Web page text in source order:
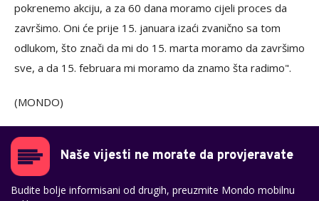
pokrenemo akciju, a za 60 dana moramo cijeli proces da
završimo. Oni će prije 15. januara izaći zvanično sa tom
odlukom, što znači da mi do 15. marta moramo da završimo
sve, a da 15. februara mi moramo da znamo šta radimo".
(MONDO)
Naše vijesti ne morate da provjeravate
Budite bolje informisani od drugih, preuzmite Mondo mobilnu